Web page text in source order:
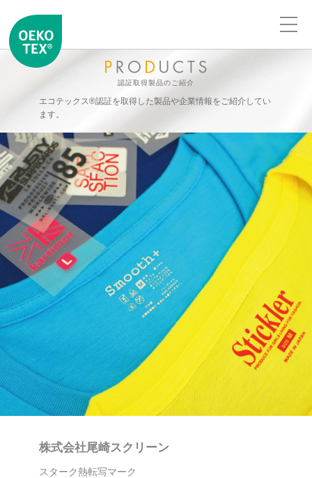
認証取得製品のご紹介
エコテックス®認証を取得した製品や企業情報をご紹介してい
ます。
株式会社尾崎スクリーン
スターク熱転写マーク